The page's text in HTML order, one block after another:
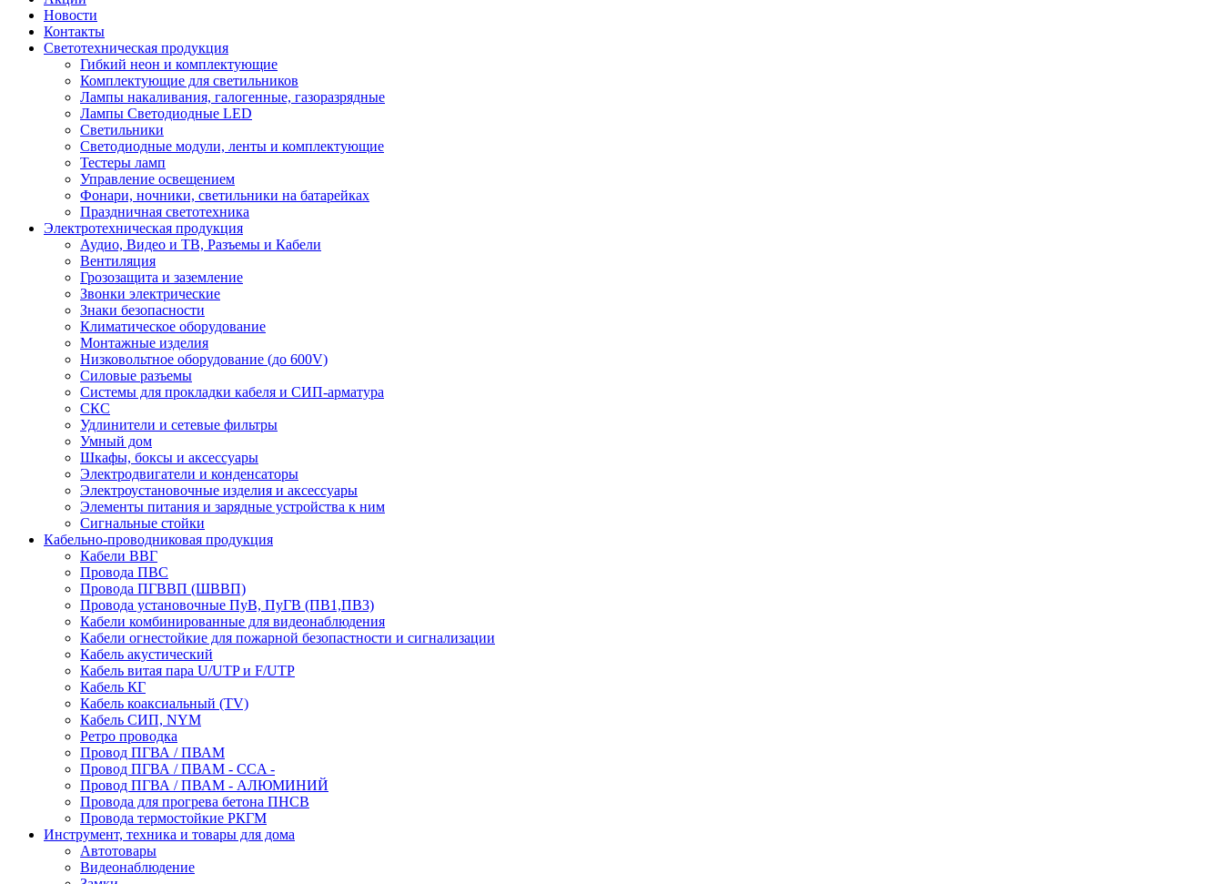
Новости
Контакты
Светотехническая продукция
Гибкий неон и комплектующие
Комплектующие для светильников
Лампы накаливания, галогенные, газоразрядные
Лампы Светодиодные LED
Светильники
Светодиодные модули, ленты и комплектующие
Тестеры ламп
Управление освещением
Фонари, ночники, светильники на батарейках
Праздничная светотехника
Электротехническая продукция
Аудио, Видео и ТВ, Разъемы и Кабели
Вентиляция
Грозозащита и заземление
Звонки электрические
Знаки безопасности
Климатическое оборудование
Монтажные изделия
Низковольтное оборудование (до 600V)
Силовые разъемы
Системы для прокладки кабеля и СИП-арматура
СКС
Удлинители и сетевые фильтры
Умный дом
Шкафы, боксы и аксессуары
Электродвигатели и конденсаторы
Электроустановочные изделия и аксессуары
Элементы питания и зарядные устройства к ним
Сигнальные стойки
Кабельно-проводниковая продукция
Кабели ВВГ
Провода ПВС
Провода ПГВВП (ШВВП)
Провода установочные ПуВ, ПуГВ (ПВ1,ПВ3)
Кабели комбинированные для видеонаблюдения
Кабели огнестойкие для пожарной безопастности и сигнализации
Кабель акустический
Кабель витая пара U/UTP и F/UTP
Кабель КГ
Кабель коаксиальный (TV)
Кабель СИП, NYM
Ретро проводка
Провод ПГВА / ПВАМ
Провод ПГВА / ПВАМ - CCA -
Провод ПГВА / ПВАМ - АЛЮМИНИЙ
Провода для прогрева бетона ПНСВ
Провода термостойкие РКГМ
Инструмент, техника и товары для дома
Автотовары
Видеонаблюдение